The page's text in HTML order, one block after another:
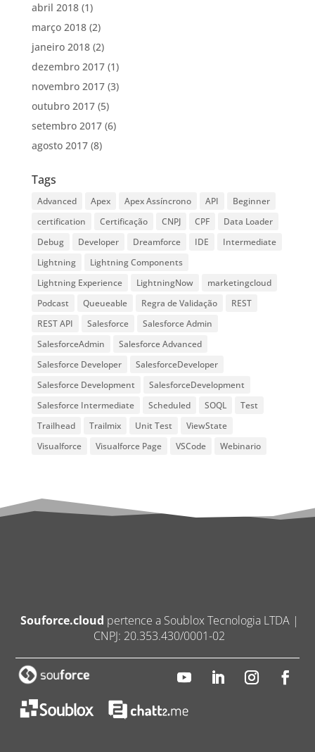
abril 2018(1)
março 2018(2)
janeiro 2018(2)
dezembro 2017(1)
novembro 2017(3)
outubro 2017(5)
setembro 2017(6)
agosto 2017(8)
Tags
Advanced Apex Apex Assíncrono API
Beginner
certification
Certificação CNPJ CPF
Data Loader
Debug
Developer Dreamforce IDE
Intermediate
Lightning
Lightning Components
Lightning Experience
LightningNow
marketingcloud
Podcast
Queueable Regra de Validação
REST
REST API
Salesforce
Salesforce Admin
SalesforceAdmin
Salesforce Advanced
Salesforce Developer
SalesforceDeveloper
Salesforce Development
SalesforceDevelopment
Salesforce Intermediate
Scheduled SOQL
Test
Trailhead
Trailmix Unit Test
ViewState
Visualforce
Visualforce Page VSCode Webinario
Souforce.cloud pertence a Soublox Tecnologia LTDA |
CNPJ: 20.353.430/0001-02